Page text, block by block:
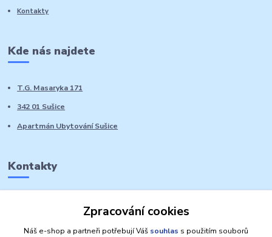
Kontakty
Kde nás najdete
T.G. Masaryka 171
342 01 Sušice
Apartmán Ubytování Sušice
Kontakty
Zpracování cookies
Náš e-shop a partneři potřebují Váš souhlas s použitím souborů